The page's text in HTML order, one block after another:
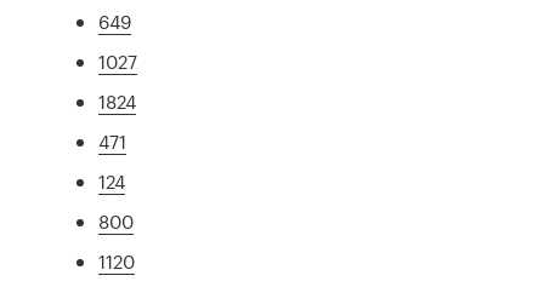
649
1027
1824
471
124
800
1120